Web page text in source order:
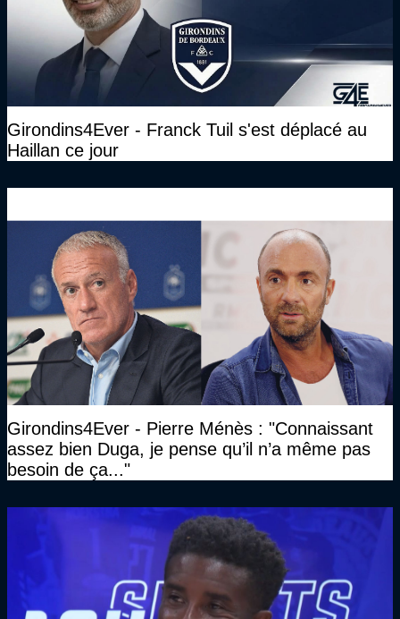
Girondins4Ever - Franck Tuil s'est déplacé au
Haillan ce jour
Girondins4Ever - Pierre Ménès : "Connaissant
assez bien Duga, je pense qu’il n’a même pas
besoin de ça..."